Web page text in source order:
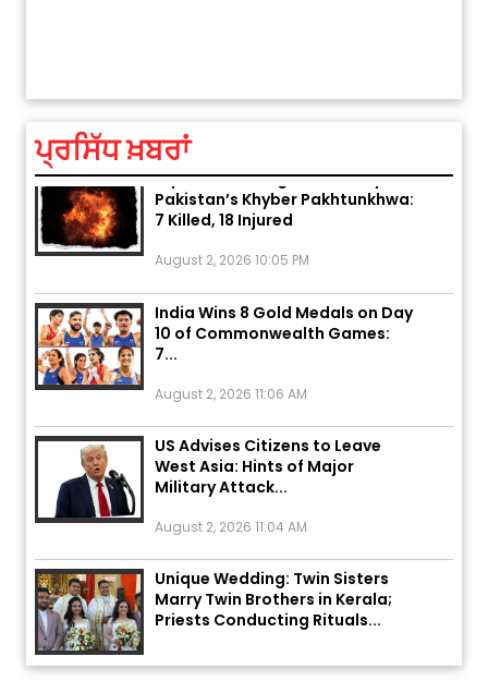
ਪ੍ਰਸਿੱਧ ਖ਼ਬਰਾਂ
August 5, 2026 6:23 AM
Explosion During Peace Rally in
Pakistan’s Khyber Pakhtunkhwa:
7 Killed, 18 Injured
India Wins 8 Gold Medals on Day
10 of Commonwealth Games:
7...
US Advises Citizens to Leave
West Asia: Hints of Major
Military Attack...
Unique Wedding: Twin Sisters
Marry Twin Brothers in Kerala;
Priests Conducting Rituals...